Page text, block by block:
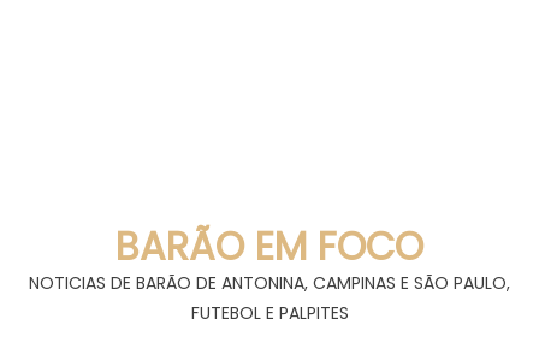
BARÃO EM FOCO
NOTICIAS DE BARÃO DE ANTONINA, CAMPINAS E SÃO PAULO,
FUTEBOL E PALPITES